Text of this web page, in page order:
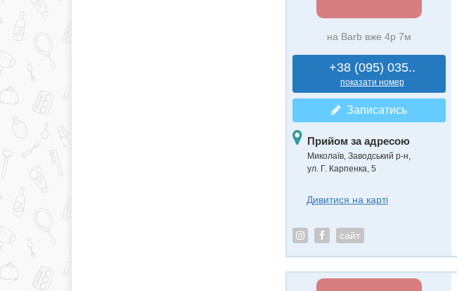
на Barb вже 4р 7м
+38 (095) 035..
показати номер
Записатись
Прийом за адресою
Миколаїв, Заводський р-н,
ул. Г. Карпенка, 5
Дивитися на карті
сайт